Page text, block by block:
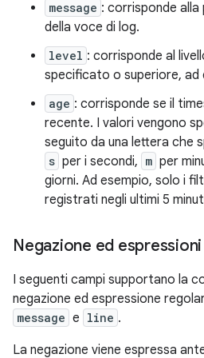
message : corrisponde
della voce di log.
level : corrisponde al
specificato o superiore, ad
age : corrisponde se il
recente. I valori vengono
seguito da una lettera che
s per i secondi, m per
giorni. Ad esempio, solo i
registrati negli ultimi 5
Negazione ed
I seguenti campi supportano la
negazione ed espressione
message e line .
La negazione viene espressa